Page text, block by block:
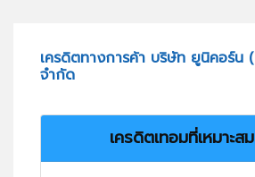
เครดิตทางการค้า บริษัท ยูนิคอร์น (
จำกัด
เครดิตเทอมที่เหมาะส